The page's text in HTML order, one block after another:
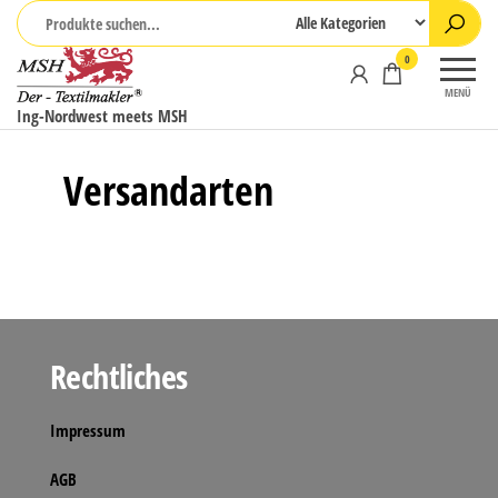
Zum
Inhalt
springen
Ing-Nordwest meets MSH
MENÜ
0
Versandarten
Rechtliches
Impressum
AGB